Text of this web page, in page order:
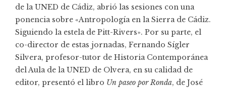
de la UNED de Cádiz, abrió las sesiones con una
ponencia sobre «Antropología en la Sierra de Cádiz.
Siguiendo la estela de Pitt-Rivers». Por su parte, el
co-director de estas jornadas, Fernando Sígler
Silvera, profesor-tutor de Historia Contemporánea
del Aula de la UNED de Olvera, en su calidad de
editor, presentó el libro Un paseo por Ronda, de José